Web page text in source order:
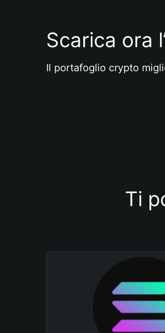
Scarica ora
Il portafoglio crypto
Ti